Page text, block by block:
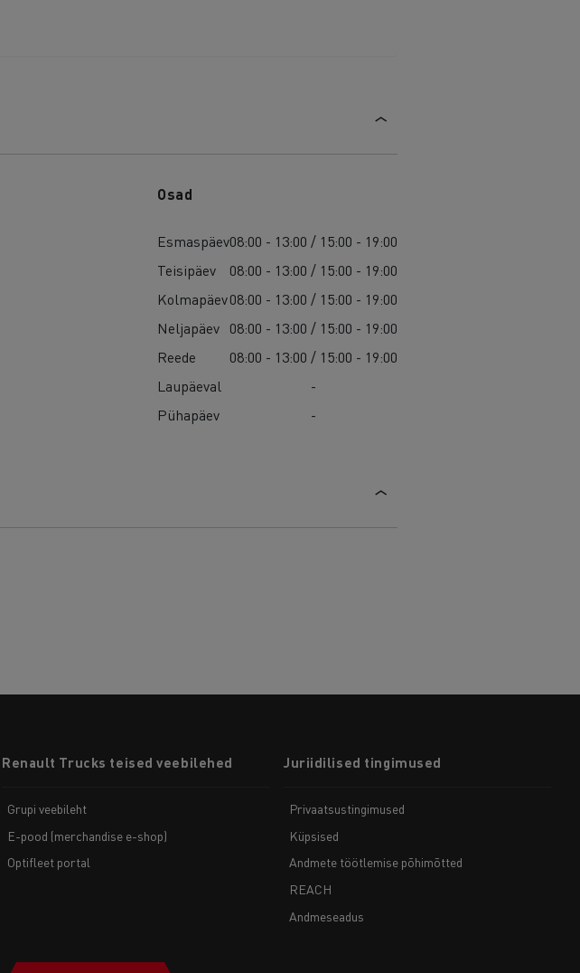
Osad
Esmaspäev08:00 - 13:00 / 15:00 - 19:00
Teisipäev
08:00 - 13:00 / 15:00 - 19:00
Kolmapäev08:00 - 13:00 / 15:00 - 19:00
Neljapäev 08:00 - 13:00 / 15:00 - 19:00
Reede
08:00 - 13:00 / 15:00 - 19:00
Laupäeval
-
Pühapäev
-
Renault Trucks teised veebilehed
Grupi veebileht
E-pood (merchandise e-shop)
Optifleet portal
Juriidilised tingimused
Privaatsustingimused
Küpsised
Andmete töötlemise põhimõtted
REACH
Andmeseadus